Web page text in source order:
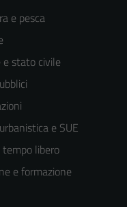
e pesca
e stato civile
e SUE
libero
e formazione